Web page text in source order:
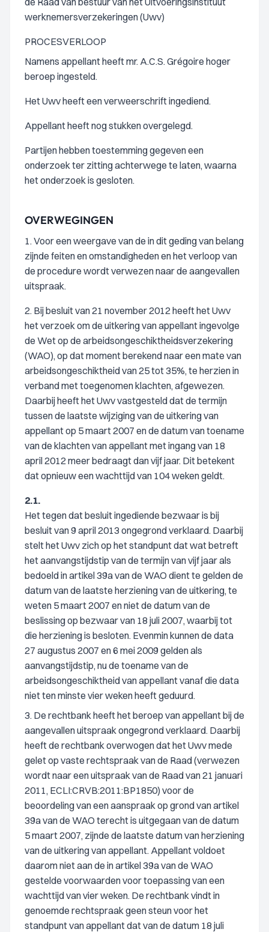
werknemersverzekeringen (Uwv)
PROCESVERLOOP
Namens appellant heeft mr. A.C.S. Grégoire hoger
beroep ingesteld.
Het Uwv heeft een verweerschrift ingediend.
Appellant heeft nog stukken overgelegd.
Partijen hebben toestemming gegeven een
onderzoek ter zitting achterwege te laten, waarna
het onderzoek is gesloten.
OVERWEGINGEN
1. Voor een weergave van de in dit geding van belang
zijnde feiten en omstandigheden en het verloop van
de procedure wordt verwezen naar de aangevallen
uitspraak.
2. Bij besluit van 21 november 2012 heeft het Uwv
het verzoek om de uitkering van appellant ingevolge
de Wet op de arbeidsongeschiktheidsverzekering
(WAO), op dat moment berekend naar een mate van
arbeidsongeschiktheid van 25 tot 35%, te herzien in
verband met toegenomen klachten, afgewezen.
Daarbij heeft het Uwv vastgesteld dat de termijn
tussen de laatste wijziging van de uitkering van
appellant op 5 maart 2007 en de datum van toename
van de klachten van appellant met ingang van 18
april 2012 meer bedraagt dan vijf jaar. Dit betekent
dat opnieuw een wachttijd van 104 weken geldt.
2.1.
Het tegen dat besluit ingediende bezwaar is bij
besluit van 9 april 2013 ongegrond verklaard. Daarbij
stelt het Uwv zich op het standpunt dat wat betreft
het aanvangstijdstip van de termijn van vijf jaar als
bedoeld in artikel 39a van de WAO dient te gelden de
datum van de laatste herziening van de uitkering, te
weten 5 maart 2007 en niet de datum van de
beslissing op bezwaar van 18 juli 2007, waarbij tot
die herziening is besloten. Evenmin kunnen de data
27 augustus 2007 en 6 mei 2009 gelden als
aanvangstijdstip, nu de toename van de
arbeidsongeschiktheid van appellant vanaf die data
niet ten minste vier weken heeft geduurd.
3. De rechtbank heeft het beroep van appellant bij de
aangevallen uitspraak ongegrond verklaard. Daarbij
heeft de rechtbank overwogen dat het Uwv mede
gelet op vaste rechtspraak van de Raad (verwezen
wordt naar een uitspraak van de Raad van 21 januari
2011, ECLI:CRVB:2011:BP1850) voor de
beoordeling van een aanspraak op grond van artikel
39a van de WAO terecht is uitgegaan van de datum
5 maart 2007, zijnde de laatste datum van herziening
van de uitkering van appellant. Appellant voldoet
daarom niet aan de in artikel 39a van de WAO
gestelde voorwaarden voor toepassing van een
wachttijd van vier weken. De rechtbank vindt in
genoemde rechtspraak geen steun voor het
standpunt van appellant dat van de datum 18 juli